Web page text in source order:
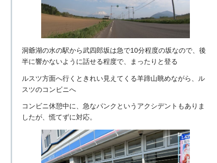
洞爺湖の水の駅から武四郎坂は急で10分程度の坂なので、後
半に響かないように話せる程度で、まったりと登る
ルスツ方面へ行くときれい見えてくる羊蹄山眺めながら、ル
スツのコンビニへ
コンビニ休憩中に、急なパンクというアクシデントもありま
したが、慌てずに対応。